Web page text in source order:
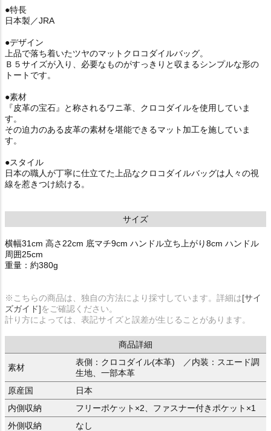
●特長
日本製／JRA
●デザイン
上品で落ち着いたツヤのマットクロコダイルバッグ。
Ｂ５サイズが入り、必要なものがすっきりと収まるシンプルな形の
トートです。
●素材
『皮革の宝石』と称されるワニ革、クロコダイルを使用していま
す。
その迫力のある皮革の素材を堪能できるマット加工を施していま
す。
●スタイル
日本の職人が丁寧に仕立てた上品なクロコダイルバッグは人々の視
線を惹きつけ続ける。
サイズ
横幅31cm 高さ22cm 底マチ9cm ハンドル立ち上がり8cm ハンドル
周囲25cm
重量：約380g
※こちらの商品は、独自の方法により採寸しています。詳細は[サイ
ズガイド]をご確認ください。
計り方によっては、表記サイズと誤差が生じることがあります。
商品詳細
素材
表側：クロコダイル(本革) ／内装：スエード調
生地、一部本革
原産国
日本
内側収納
フリーポケット×2、ファスナー付きポケット×1
外側収納
なし